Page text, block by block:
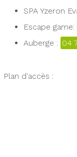
SPA Yzeron
Escape game:
Auberge : 04
Plan d'accès :